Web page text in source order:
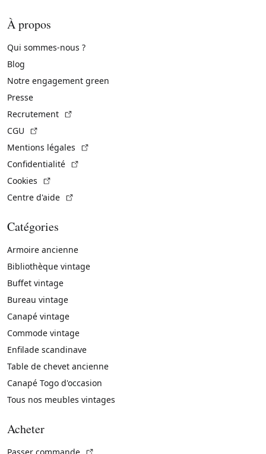
À propos
Qui sommes-nous ?
Blog
Notre engagement green
Presse
Recrutement
CGU
Mentions légales
Confidentialité
Cookies
Centre d'aide
Catégories
Armoire ancienne
Bibliothèque vintage
Buffet vintage
Bureau vintage
Canapé vintage
Commode vintage
Enfilade scandinave
Table de chevet ancienne
Canapé Togo d'occasion
Tous nos meubles vintages
Acheter